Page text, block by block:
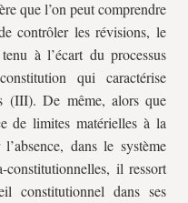
que l’on peut comprendre
contrôler les révisions, le
à l’écart du processus
qui caractérise
(III). De même, alors que
de limites matérielles à la
dans le système
constitutionnelles, il ressort
constitutionnel dans ses